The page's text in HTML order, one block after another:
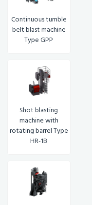
Continuous tumble
belt blast machine
Type GPP
Shot blasting
machine with
rotating barrel Type
HR-1B